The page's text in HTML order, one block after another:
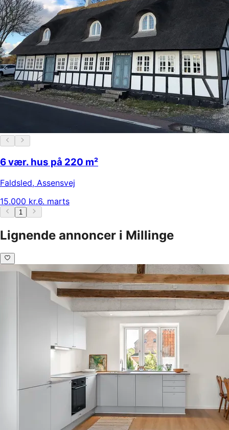
6 vær. hus på 220 m²
Faldsled, Assensvej
15.000 kr.6. marts
1
Lignende annoncer i Millinge